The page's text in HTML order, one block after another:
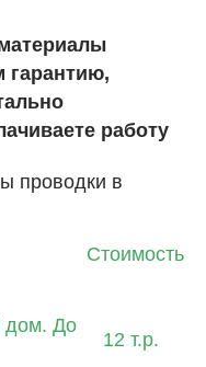
работу
проводки в
Стоимость
дом. До
12 т.р.